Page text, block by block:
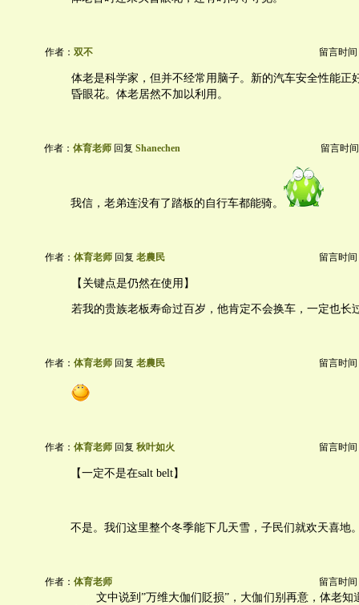
作者： 双不 留言时间
体老是科学家，但并不经常用脑子。新的汽车安全性能正
昏眼花。体老居然不加以利用。
作者： 体育老师 回复 Shanechen 留言时
我信，老弟连没有了踏板的自行车都能骑。
作者： 体育老师 回复 老農民 留言时间
【关键点是仍然在使用】
若我的贵族老板寿命过百岁，他肯定不会换车，一定也长
作者： 体育老师 回复 老農民 留言时间
作者： 体育老师 回复 秋叶如火 留言时间
【一定不是在salt belt】
不是。我们这里整个冬季能下几天雪，子民们就欢天喜地
作者： 体育老师 留言时间
文中说到”万维大伽们貶损”，大伽们别再意，体老知